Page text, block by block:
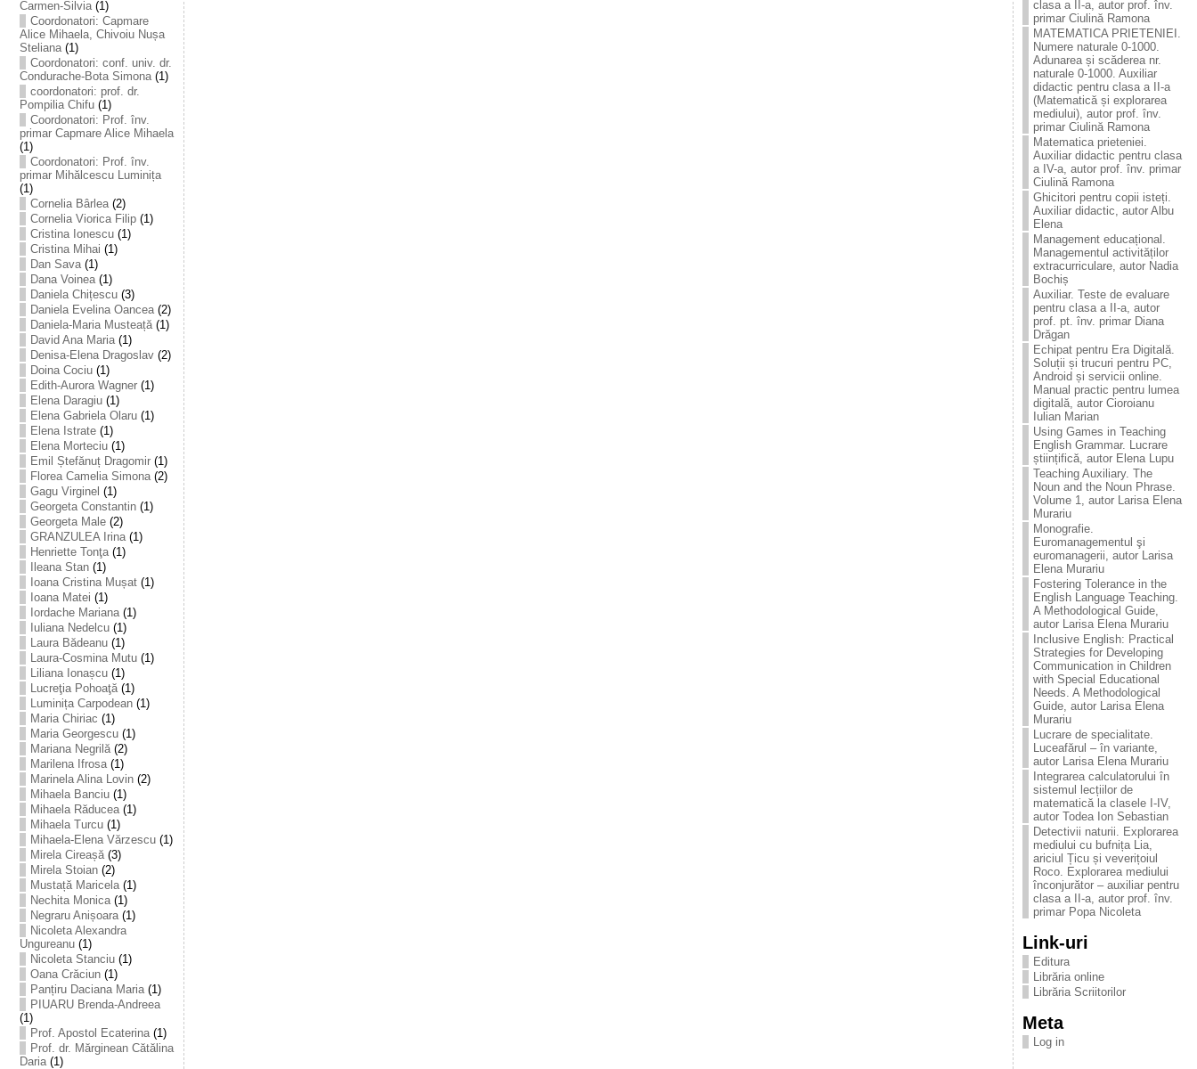
Carmen-Silvia(1)
Coordonatori: Capmare
Alice Mihaela, Chivoiu Nușa
Steliana(1)
Coordonatori: conf. univ. dr.
Condurache-Bota Simona(1)
coordonatori: prof. dr.
Pompilia Chifu(1)
Coordonatori: Prof. înv.
primar Capmare Alice Mihaela
(1)
Coordonatori: Prof. înv.
primar Mihălcescu Luminița
(1)
Cornelia Bârlea(2)
Cornelia Viorica Filip(1)
Cristina Ionescu(1)
Cristina Mihai (1)
Dan Sava(1)
Dana Voinea(1)
Daniela Chițescu(3)
Daniela Evelina Oancea(2)
Daniela-Maria Musteață(1)
David Ana Maria(1)
Denisa-Elena Dragoslav(2)
Doina Cociu(1)
Edith-Aurora Wagner(1)
Elena Daragiu(1)
Elena Gabriela Olaru(1)
Elena Istrate(1)
Elena Morteciu(1)
Emil Ștefănuț Dragomir(1)
Florea Camelia Simona(2)
Gagu Virginel (1)
Georgeta Constantin(1)
Georgeta Male(2)
GRANZULEA Irina(1)
Henriette Tonţa(1)
Ileana Stan(1)
Ioana Cristina Mușat(1)
Ioana Matei (1)
Iordache Mariana(1)
Iuliana Nedelcu(1)
Laura Bădeanu(1)
Laura-Cosmina Mutu(1)
Liliana Ionașcu(1)
Lucreţia Pohoaţă(1)
Luminița Carpodean(1)
Maria Chiriac (1)
Maria Georgescu(1)
Mariana Negrilă(2)
Marilena Ifrosa(1)
Marinela Alina Lovin(2)
Mihaela Banciu(1)
Mihaela Răducea(1)
Mihaela Turcu(1)
Mihaela-Elena Vărzescu(1)
Mirela Cireașă(3)
Mirela Stoian(2)
Mustață Maricela(1)
Nechita Monica(1)
Negraru Anișoara(1)
Nicoleta Alexandra
Ungureanu(1)
Nicoleta Stanciu(1)
Oana Crăciun(1)
Panțiru Daciana Maria(1)
PIUARU Brenda-Andreea
(1)
Prof. Apostol Ecaterina(1)
Prof. dr. Mărginean Cătălina
Daria(1)
clasa a II-a, autor prof. înv.
primar Ciulină Ramona
MATEMATICA PRIETENIEI.
Numere naturale 0-1000.
Adunarea și scăderea nr.
naturale 0-1000. Auxiliar
didactic pentru clasa a II-a
(Matematică și explorarea
mediului), autor prof. înv.
primar Ciulină Ramona
Matematica prieteniei.
Auxiliar didactic pentru clasa
a IV-a, autor prof. înv. primar
Ciulină Ramona
Ghicitori pentru copii isteți.
Auxiliar didactic, autor Albu
Elena
Management educațional.
Managementul activităților
extracurriculare, autor Nadia
Bochiș
Auxiliar. Teste de evaluare
pentru clasa a II-a, autor
prof. pt. înv. primar Diana
Drăgan
Echipat pentru Era Digitală.
Soluții și trucuri pentru PC,
Android și servicii online.
Manual practic pentru lumea
digitală, autor Cioroianu
Iulian Marian
Using Games in Teaching
English Grammar. Lucrare
științifică, autor Elena Lupu
Teaching Auxiliary. The
Noun and the Noun Phrase.
Volume 1, autor Larisa Elena
Murariu
Monografie.
Euromanagementul şi
euromanagerii, autor Larisa
Elena Murariu
Fostering Tolerance in the
English Language Teaching.
A Methodological Guide,
autor Larisa Elena Murariu
Inclusive English: Practical
Strategies for Developing
Communication in Children
with Special Educational
Needs. A Methodological
Guide, autor Larisa Elena
Murariu
Lucrare de specialitate.
Luceafărul – în variante,
autor Larisa Elena Murariu
Integrarea calculatorului în
sistemul lecțiilor de
matematică la clasele I-IV,
autor Todea Ion Sebastian
Detectivii naturii. Explorarea
mediului cu bufnița Lia,
ariciul Țicu și veverițoiul
Roco. Explorarea mediului
înconjurător – auxiliar pentru
clasa a II-a, autor prof. înv.
primar Popa Nicoleta
Link-uri
Editura
Librăria online
Librăria Scriitorilor
Meta
Log in